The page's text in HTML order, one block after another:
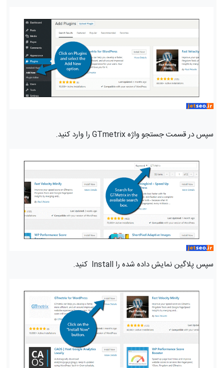
سپس در قسمت جستجو واژه GTmetrix را وارد کنید.
سپس پلاگین نمایش داده شده را Install کنید.